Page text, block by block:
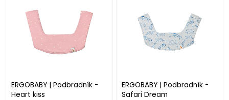
ERGOBABY | Podbradník -
Heart kiss
ERGOBABY | Podbradník -
Safari Dream